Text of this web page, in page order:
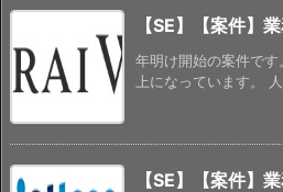
【SE】【案件】
年明け開始の案件で
上になっています。
【SE】【案件】